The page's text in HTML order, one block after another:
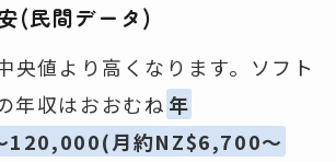
(民間データ)
央値より高くなります。ソフト
年収はおおむね 年
120,000(月約NZ$6,700〜